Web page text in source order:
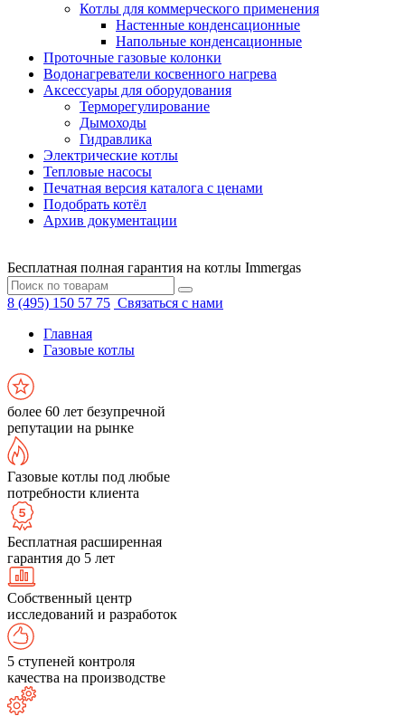
Котлы для коммерческого применения
Настенные конденсационные
Напольные конденсационные
Проточные газовые колонки
Водонагреватели косвенного нагрева
Аксессуары для оборудования
Терморегулирование
Дымоходы
Гидравлика
Электрические котлы
Тепловые насосы
Печатная версия каталога с ценами
Подобрать котёл
Архив документации
Бесплатная полная гарантия на котлы Immergas
8 (495) 150 57 75 Связаться с нами
Главная
Газовые котлы
более 60 лет безупречной
репутации на рынке
Газовые котлы под любые
потребности клиента
Бесплатная расширенная
гарантия до 5 лет
Собственный центр
исследований и разработок
5 ступеней контроля
качества на производстве